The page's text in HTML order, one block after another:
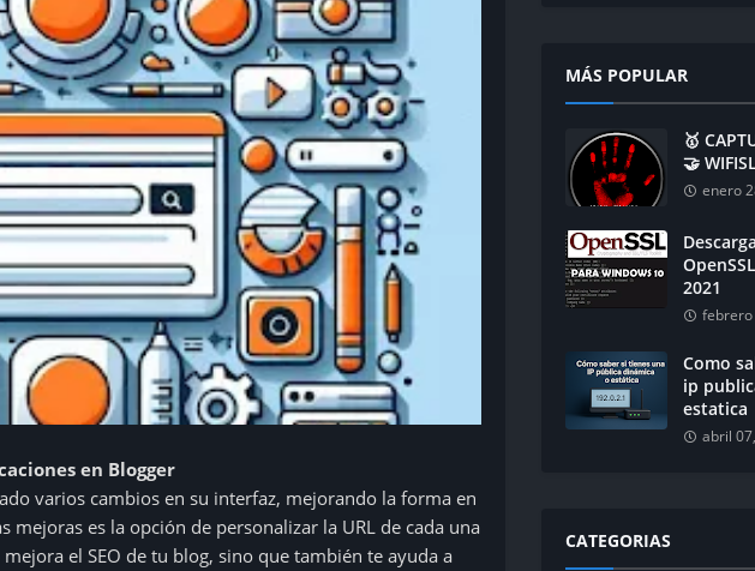
en Blogger
varios cambios en su interfaz, mejorando la forma en
mejoras es la opción de personalizar la URL de cada una
el SEO de tu blog, sino que también te ayuda a
MÁS POPULAR
🥇
🤝
enero
2021
febrero
Como
ip
estatica
abril
CATEGORIAS